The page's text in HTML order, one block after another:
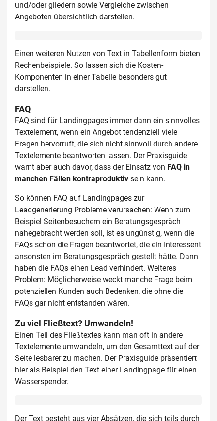
und/oder gliedern sowie Vergleiche zwischen
Angeboten übersichtlich darstellen.
Einen weiteren Nutzen von Text in Tabellenform bieten
Rechenbeispiele. So lassen sich die Kosten-
Komponenten in einer Tabelle besonders gut
darstellen.
FAQ
FAQ sind für Landingpages immer dann ein sinnvolles
Textelement, wenn ein Angebot tendenziell viele
Fragen hervorruft, die sich nicht sinnvoll durch andere
Textelemente beantworten lassen. Der Praxisguide
warnt aber auch davor, dass der Einsatz von FAQ in
manchen Fällen kontraproduktiv sein kann.
So können FAQ auf Landingpages zur
Leadgenerierung Probleme verursachen: Wenn zum
Beispiel Seitenbesuchern ein Beratungsgespräch
nahegebracht werden soll, ist es ungünstig, wenn die
FAQs schon die Fragen beantwortet, die ein Interessent
ansonsten im Beratungsgespräch gestellt hätte. Dann
haben die FAQs einen Lead verhindert. Weiteres
Problem: Möglicherweise weckt manche Frage beim
potenziellen Kunden auch Bedenken, die ohne die
FAQs gar nicht entstanden wären.
Zu viel Fließtext? Umwandeln!
Einen Teil des Fließtextes kann man oft in andere
Textelemente umwandeln, um den Gesamttext auf der
Seite lesbarer zu machen. Der Praxisguide präsentiert
hier als Beispiel den Text einer Landingpage für einen
Wasserspender.
Der Text besteht aus vier Absätzen, die sich teils durch